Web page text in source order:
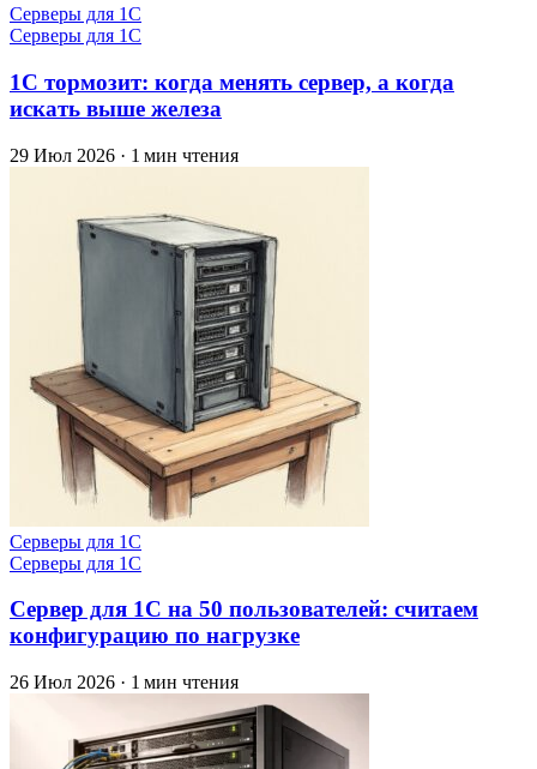
Серверы для 1С
Серверы для 1С
1С тормозит: когда менять сервер, а когда
искать выше железа
29 Июл 2026 · 1 мин чтения
Серверы для 1С
Серверы для 1С
Сервер для 1С на 50 пользователей: считаем
конфигурацию по нагрузке
26 Июл 2026 · 1 мин чтения